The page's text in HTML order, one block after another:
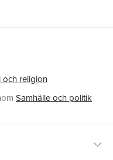
och religion
Samhälle och politik